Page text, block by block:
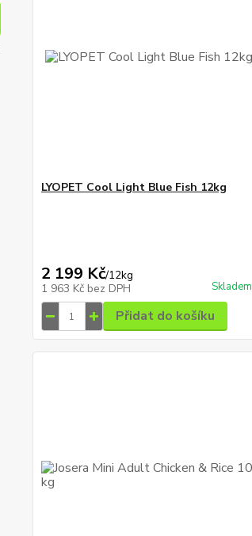
LYOPET Cool Light Blue Fish 12kg
2 199 Kč/12kg
1 963 Kč bez DPH Skladem
Přidat do košíku